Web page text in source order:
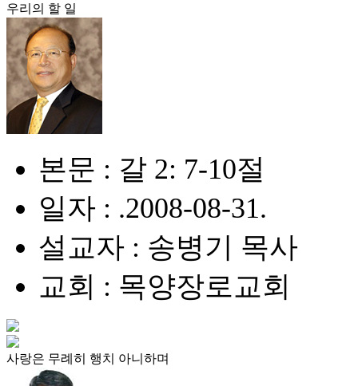
우리의 할 일
본문 : 갈 2: 7-10절
일자 : .2008-08-31.
설교자 : 송병기 목사
교회 : 목양장로교회
사랑은 무례히 행치 아니하며